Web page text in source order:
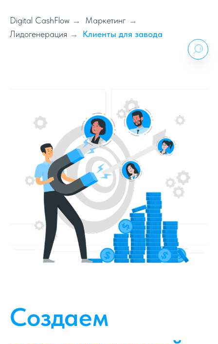
Digital CashFlow → Маркетинг →
Лидогенерация → Клиенты для завода
Создаем